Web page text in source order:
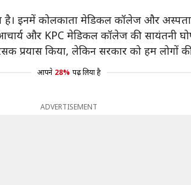
कोलकाता मेडिकल कॉलेज और अस्पताल
और KPC मेडिकल कॉलेज की सायंतनी
प्रयास किया, लेकिन सरकार को हम लोगों
आपने 28% पढ़ लिया है
ADVERTISEMENT